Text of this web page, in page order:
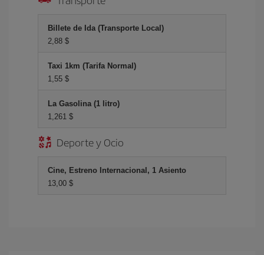
Billete de Ida (Transporte Local)
2,88 $
Taxi 1km (Tarifa Normal)
1,55 $
La Gasolina (1 litro)
1,261 $
Deporte y Ocio
Cine, Estreno Internacional, 1 Asiento
13,00 $